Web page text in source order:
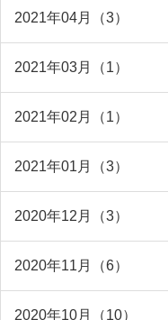
2021年04月（3）
2021年03月（1）
2021年02月（1）
2021年01月（3）
2020年12月（3）
2020年11月（6）
2020年10月（10）